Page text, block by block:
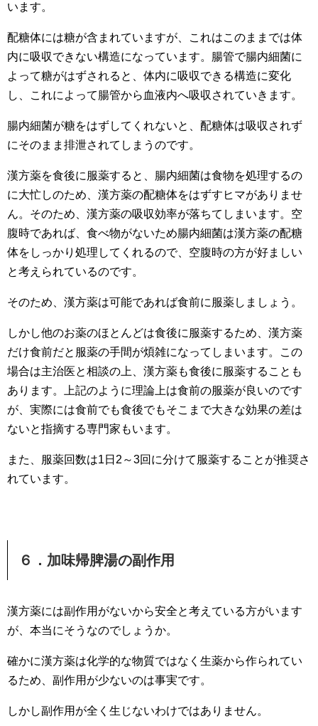
います。
配糖体には糖が含まれていますが、これはこのままでは体
内に吸収できない構造になっています。腸管で腸内細菌に
よって糖がはずされると、体内に吸収できる構造に変化
し、これによって腸管から血液内へ吸収されていきます。
腸内細菌が糖をはずしてくれないと、配糖体は吸収されず
にそのまま排泄されてしまうのです。
漢方薬を食後に服薬すると、腸内細菌は食物を処理するの
に大忙しのため、漢方薬の配糖体をはずすヒマがありませ
ん。そのため、漢方薬の吸収効率が落ちてしまいます。空
腹時であれば、食べ物がないため腸内細菌は漢方薬の配糖
体をしっかり処理してくれるので、空腹時の方が好ましい
と考えられているのです。
そのため、漢方薬は可能であれば食前に服薬しましょう。
しかし他のお薬のほとんどは食後に服薬するため、漢方薬
だけ食前だと服薬の手間が煩雑になってしまいます。この
場合は主治医と相談の上、漢方薬も食後に服薬することも
あります。上記のように理論上は食前の服薬が良いのです
が、実際には食前でも食後でもそこまで大きな効果の差は
ないと指摘する専門家もいます。
また、服薬回数は1日2～3回に分けて服薬することが推奨さ
れています。
６．加味帰脾湯の副作用
漢方薬には副作用がないから安全と考えている方がいます
が、本当にそうなのでしょうか。
確かに漢方薬は化学的な物質ではなく生薬から作られてい
るため、副作用が少ないのは事実です。
しかし副作用が全く生じないわけではありません。